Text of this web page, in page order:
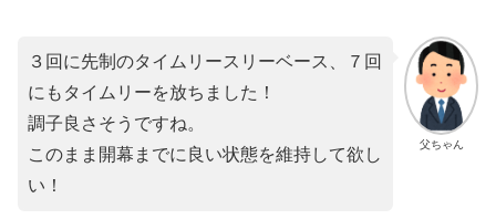
父ちゃん
３回に先制のタイムリースリーベース、７回
にもタイムリーを放ちました！
調子良さそうですね。
このまま開幕までに良い状態を維持して欲し
い！